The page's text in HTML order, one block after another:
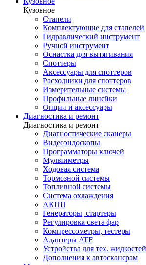
Кузовное
Стапели
Комплектующие для стапелей
Гидравлический инструмент
Ручной инструмент
Оснастка для вытягивания
Споттеры
Аксессуары для споттеров
Расходники для споттеров
Измерительные системы
Профильные линейки
Опции и аксессуары
Диагностика и ремонт
Диагностика и ремонт
Диагностические сканеры
Видеоэндоскопы
Программаторы ключей
Мультиметры
Ходовая система
Тормозной системы
Топливной системы
Система охлаждения
АКПП
Генераторы, стартеры
Регулировка света фар
Компрессометры, тестеры
Адаптеры ATF
Устройства для тех. жидкостей
Дополнения к автосканерам